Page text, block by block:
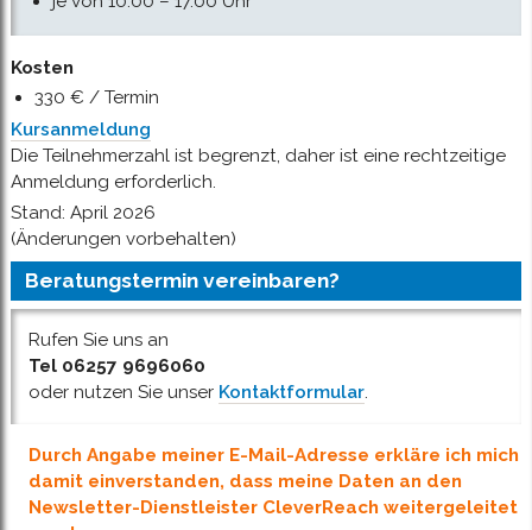
Kosten
330 € / Termin
Kursanmeldung
Die Teilnehmerzahl ist begrenzt, daher ist eine rechtzeitige
Anmeldung erforderlich.
Stand: April 2026
(Änderungen vorbehalten)
Beratungstermin vereinbaren?
Rufen Sie uns an
Tel 06257 9696060
oder nutzen Sie unser Kontaktformular.
Durch Angabe meiner E-Mail-Adresse erkläre ich mich
damit einverstanden, dass meine Daten an den
Newsletter-Dienstleister CleverReach weitergeleitet